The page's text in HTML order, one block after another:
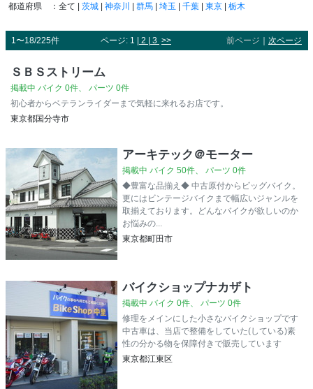
都道府県
：全て | 茨城 | 神奈川 | 群馬 | 埼玉 | 千葉 | 東京 | 栃木
1〜18/225件 ページ: 1 | 2 3 >> 前ページ 次ページ
ＳＢＳストリーム
掲載中 バイク 0件、 パーツ 0件
初心者からベテランライダーまで気軽に来れるお店です。
東京都国分寺市
アーキテック＠モーター
掲載中 バイク 50件、 パーツ 0件
◆豊富な品揃え◆ 中古原付からビッグバイク。
更にはビンテージバイクまで幅広いジャンルを
取揃えております。どんなバイクが欲しいのか
お悩みの...
東京都町田市
バイクショップナカザト
掲載中 バイク 0件、 パーツ 0件
修理をメインにした小さなバイクショップです
中古車は、当店で整備をしていた(している)素
性の分かる物を保障付きで販売しています
東京都江東区